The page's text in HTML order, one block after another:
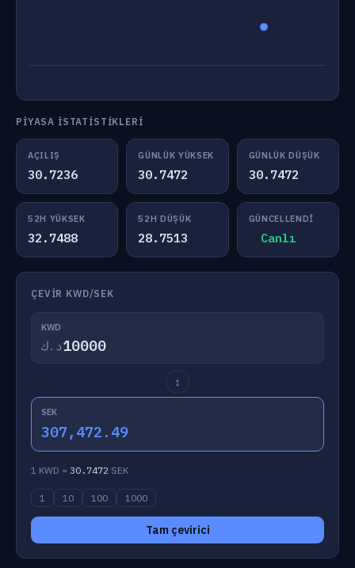
PIYASA İSTATISTIKLERI
AÇILIŞ
30.7236
GÜNLÜK YÜKSEK
30.7472
GÜNLÜK DÜŞÜK
30.7472
52H YÜKSEK
32.7488
52H DÜŞÜK
28.7513
GÜNCELLENDI
Canlı
ÇEVIR KWD/SEK
KWD
د.ك
↕
SEK
307,472.49
1 KWD = 30.7472 SEK
1 10 100 1000
Tam çevirici